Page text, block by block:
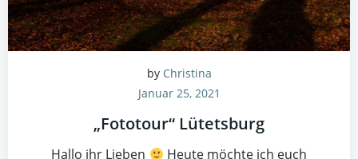
by Christina
Januar 25, 2021
„Fototour“ Lütetsburg
Hallo ihr Lieben
Heute möchte ich euch